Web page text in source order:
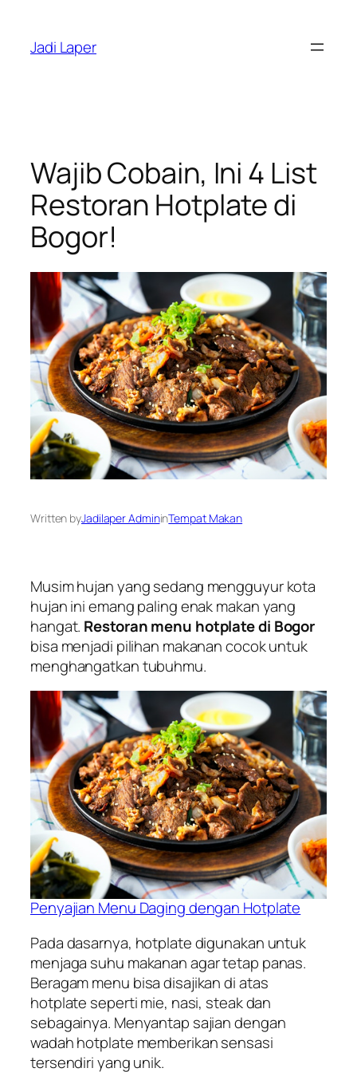
content
Jadi Laper
Wajib Cobain, Ini 4 List
Restoran Hotplate di
Bogor!
Written byJadilaper AdmininTempat Makan
Musim hujan yang sedang mengguyur kota
hujan ini emang paling enak makan yang
hangat. Restoran menu hotplate di Bogor
bisa menjadi pilihan makanan cocok untuk
menghangatkan tubuhmu.
Penyajian Menu Daging dengan Hotplate
Pada dasarnya, hotplate digunakan untuk
menjaga suhu makanan agar tetap panas.
Beragam menu bisa disajikan di atas
hotplate seperti mie, nasi, steak dan
sebagainya. Menyantap sajian dengan
wadah hotplate memberikan sensasi
tersendiri yang unik.